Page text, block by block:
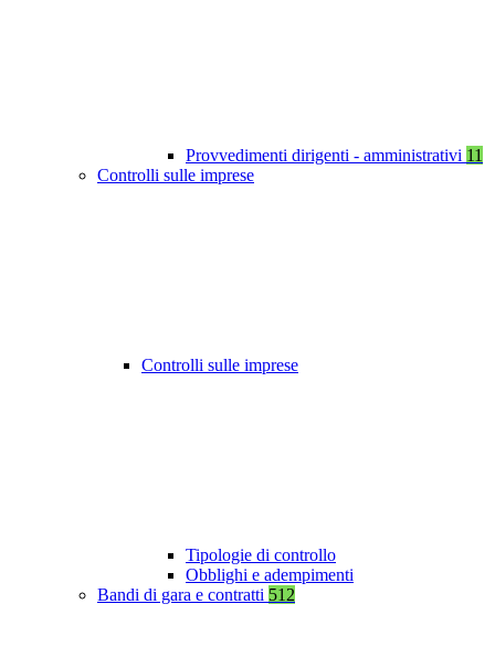
Provvedimenti dirigenti - amministrativi 11
Controlli sulle imprese
Controlli sulle imprese
Tipologie di controllo
Obblighi e adempimenti
Bandi di gara e contratti 512